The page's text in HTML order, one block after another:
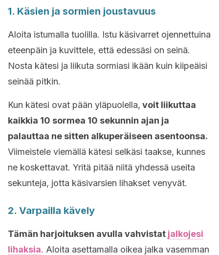
1. Käsien ja sormien joustavuus
Aloita istumalla tuolilla. Istu käsivarret ojennettuina
eteenpäin ja kuvittele, että edessäsi on seinä.
Nosta kätesi ja liikuta sormiasi ikään kuin kiipeäisi
seinää pitkin.
Kun kätesi ovat pään yläpuolella, voit liikuttaa
kaikkia 10 sormea ​​10 sekunnin ajan ja
palauttaa ne sitten alkuperäiseen asentoonsa.
Viimeistele viemällä kätesi selkäsi taakse, kunnes
ne koskettavat. Yritä pitää niitä yhdessä useita
sekunteja, jotta käsivarsien lihakset venyvät.
2. Varpailla kävely
Tämän harjoituksen avulla vahvistat jalkojesi
lihaksia. Aloita asettamalla oikea jalka vasemman